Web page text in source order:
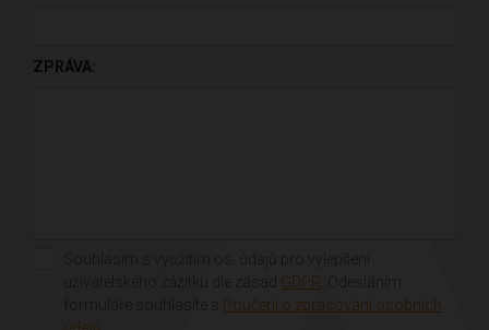
ZPRÁVA:
GDPR
Poučení o zpracování osobních